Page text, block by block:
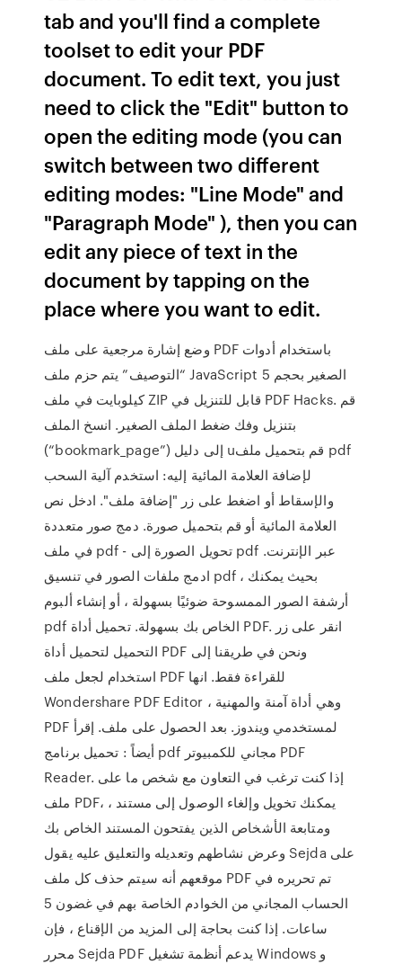
tab and you'll find a complete
toolset to edit your PDF
document. To edit text, you just
need to click the "Edit" button to
open the editing mode (you can
switch between two different
editing modes: "Line Mode" and
"Paragraph Mode" ), then you can
edit any piece of text in the
document by tapping on the
place where you want to edit.
وضع إشارة مرجعية على ملف PDF باستخدام أدوات
“التوصيف” يتم حزم ملف JavaScript الصغير بحجم 5
كيلوبايت في ملف ZIP قابل للتنزيل في PDF Hacks. قم
بتنزيل وفك ضغط الملف الصغير. انسخ الملف
(“bookmark_page”) إلى دليل uقم بتحميل ملف pdf
لإضافة العلامة المائية إليه: استخدم آلية السحب
والإسقاط أو اضغط على زر "إضافة ملف". ادخل نص
العلامة المائية أو قم بتحميل صورة. دمج صور متعددة
في ملف pdf - تحويل الصورة إلى pdf عبر الإنترنت.
ادمج ملفات الصور في تنسيق pdf ، بحيث يمكنك
أرشفة الصور الممسوحة ضوئيًا بسهولة ، أو إنشاء ألبوم
pdf الخاص بك بسهولة. تحميل أداة PDF. انقر على زر
التحميل لتحميل أداة PDF ونحن في طريقنا إلى
استخدام لجعل ملف PDF للقراءة فقط. انها
Wondershare PDF Editor ، وهي أداة آمنة والمهنية
PDF لمستخدمي ويندوز. بعد الحصول على ملف. إقرأ
أيضاً : تحميل برنامج pdf مجاني للكمبيوتر PDF
Reader. إذا كنت ترغب في التعاون مع شخص ما على
ملف PDF، يمكنك تخويل وإلغاء الوصول إلى مستند ،
ومتابعة الأشخاص الذين يفتحون المستند الخاص بك
وعرض نشاطهم وتعديله والتعليق عليه يقول Sejda على
موقعهم أنه سيتم حذف كل ملف PDF تم تحريره في
الحساب المجاني من الخوادم الخاصة بهم في غضون 5
ساعات. إذا كنت بحاجة إلى المزيد من الإقناع ، فإن
محرر Sejda PDF يدعم أنظمة تشغيل Windows و